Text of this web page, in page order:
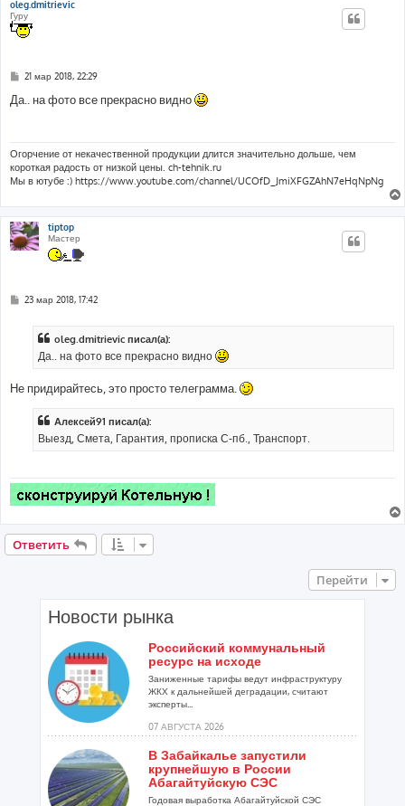
oleg.dmitrievic
Гуру
С
о
б
н
и
21 мар 2018, 22:29
Да.. на фото все прекрасно видно
Огорчение от некачественной продукции длится значительно дольше, чем
короткая радость от низкой цены. ch-tehnik.ru
Мы в ютубе :) https://www.youtube.com/channel/UCOfD_JmiXFGZAhN7eHqNpNg
tiptop
Мастер
С
е
23 мар 2018, 17:42
oleg.dmitrievic писал(а):
Да.. на фото все прекрасно видно
Не придирайтесь, это просто телеграмма.
Алексей91 писал(а):
Выезд, Смета, Гарантия, прописка С-пб., Транспорт.
Ответить
Перейти
Новости рынка
Российский коммунальный
ресурс на исходе
Заниженные тарифы ведут инфраструктуру
ЖКХ к дальнейшей деградации, считают
эксперты...
07 АВГУСТА 2026
В Забайкалье запустили
крупнейшую в России
Абагайтуйскую СЭС
Годовая выработка Абагайтуйской СЭС